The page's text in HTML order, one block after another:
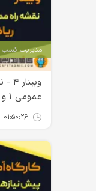
مدیریت کسب
عمومی ۱ و ۲ - ویژه کنکور ارشد ۱۴۰۲
۰۱:۵۰:۲۶